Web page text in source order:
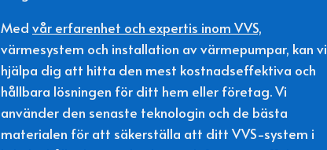
Med vår erfarenhet och expertis inom VVS,
värmesystem och installation av värmepumpar, kan vi
hjälpa dig att hitta den mest kostnadseffektiva och
hållbara lösningen för ditt hem eller företag. Vi
använder den senaste teknologin och de bästa
materialen för att säkerställa att ditt VVS-system i